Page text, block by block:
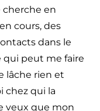
cherche en
cours, des
dans le
qui peut me faire
lâche rien et
chez qui la
veux que mon